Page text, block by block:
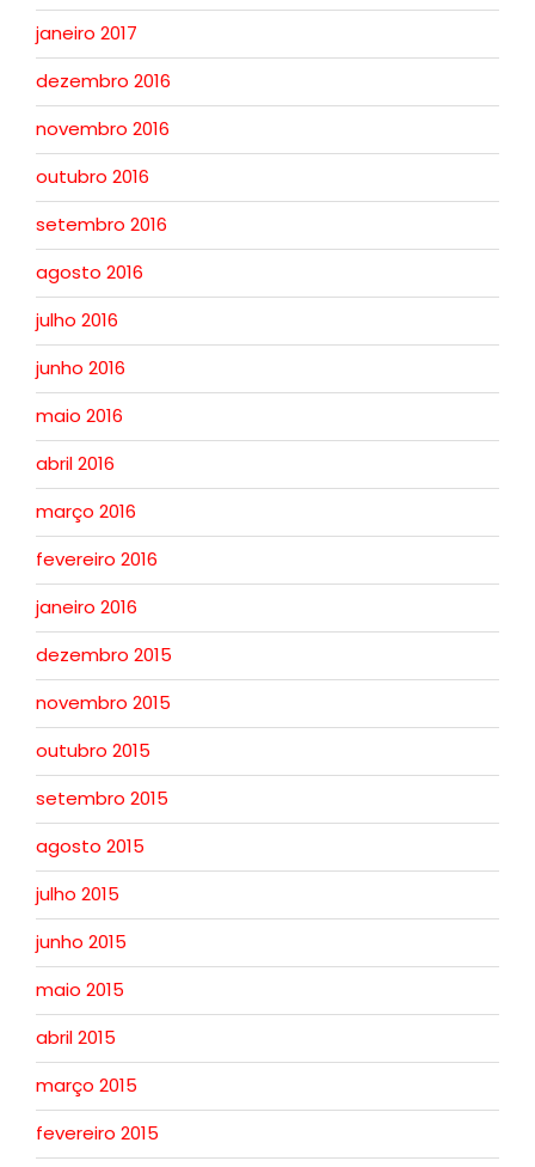
janeiro 2017
dezembro 2016
novembro 2016
outubro 2016
setembro 2016
agosto 2016
julho 2016
junho 2016
maio 2016
abril 2016
março 2016
fevereiro 2016
janeiro 2016
dezembro 2015
novembro 2015
outubro 2015
setembro 2015
agosto 2015
julho 2015
junho 2015
maio 2015
abril 2015
março 2015
fevereiro 2015